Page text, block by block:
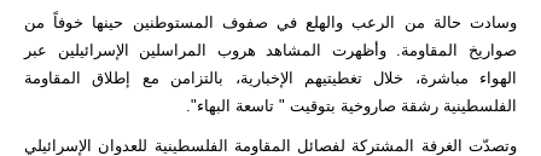
وسادت حالة من الرعب والهلع في صفوف المستوطنين حينها خوفاً من
صواريخ المقاومة. وأظهرت المشاهد هروب المراسلين الإسرائيلين عبر
الهواء مباشرة، خلال تغطيتيهم الإخبارية، بالتزامن مع إطلاق المقاومة
الفلسطينية رشقة صاروخية بتوقيت " تاسعة البهاء".
وتصدّت الغرفة المشتركة لفصائل المقاومة الفلسطينية للعدوان الإسرائيلي